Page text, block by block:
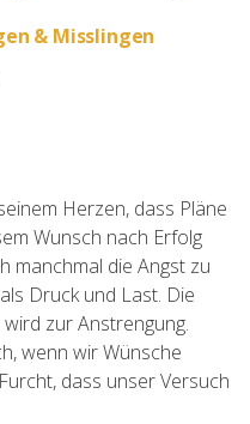
& Misslingen
Herzen, dass Pläne
Wunsch nach Erfolg
manchmal die Angst zu
Druck und Last. Die
zur Anstrengung.
wenn wir Wünsche
dass unser Versuch